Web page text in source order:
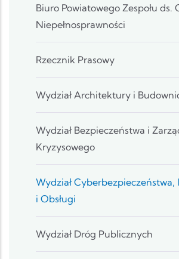
Biuro Powiatowego Zespołu ds.
Niepełnosprawności
Rzecznik Prasowy
Wydział Architektury i
Wydział Bezpieczeństwa i
Kryzysowego
Wydział
i Obsługi
Wydział Dróg Publicznych